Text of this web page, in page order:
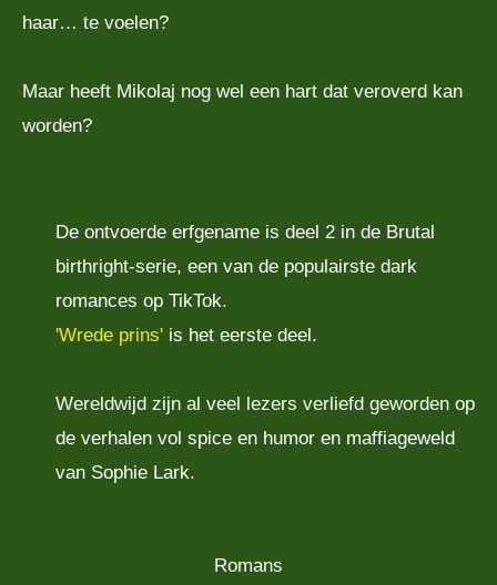
haar… te voelen?
Maar heeft Mikolaj nog wel een hart dat veroverd kan
worden?
De ontvoerde erfgename is deel 2 in de Brutal
birthright-serie, een van de populairste dark
romances op TikTok.
'Wrede prins' is het eerste deel.
Wereldwijd zijn al veel lezers verliefd geworden op
de verhalen vol spice en humor en maffiageweld
van Sophie Lark.
Romans